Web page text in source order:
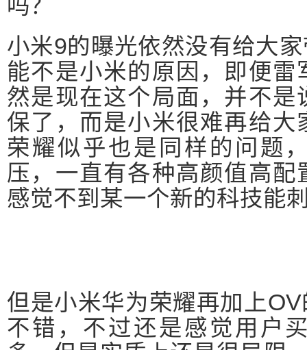
吗？
小米9的曝光依然没有给大
能不是小米的原因，即便
然是现在这个局面，并不
保了，而是小米很难再给
荣耀似乎也是同样的问题
压，一直有各种高颜值高
感觉不到某一个新的科技能
但是小米华为荣耀再加上
不错，不过还是感觉用户